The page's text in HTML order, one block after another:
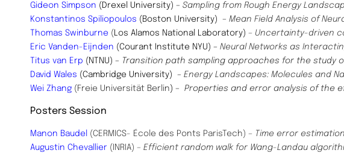
Gideon Simpson (Drexel University) – Sampling from Rough Energy
Konstantinos Spiliopoulos (Boston University) – Mean Field Analysis of
Thomas Swinburne ( Los Alamos National Laboratory) – Uncertainty-driven
Eric Vanden-Eijnden (Courant Institute NYU) – Neural Networks as
Titus van Erp (NTNU) – Transition path sampling approaches for the study
David Wales (Cambridge University) – Energy Landscapes: Molecules and
Wei Zhang (Freie Universität Berlin) – Properties and error analysis of the
Posters Session
Manon Baudel (CERMICS- École des Ponts ParisTech) – Time error
Augustin Chevallier (INRIA) – Efficient random walk for Wang-Landau